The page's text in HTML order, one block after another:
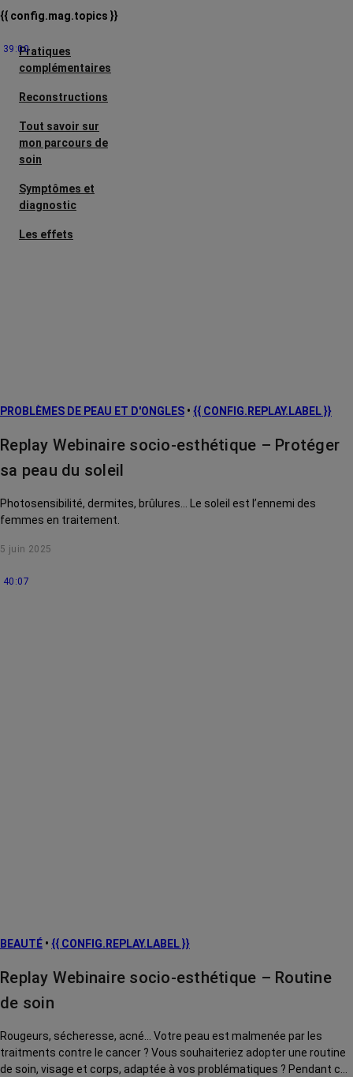
{{ config.mag.topics }}
Pratiques
complémentaires
Reconstructions
Tout savoir sur
mon parcours de
soin
Symptômes et
diagnostic
Les effets
Traitements
La vie autour
39:00
PROBLÈMES DE PEAU ET D'ONGLES • {{ CONFIG.REPLAY.LABEL }}
Replay Webinaire socio-esthétique – Protéger
sa peau du soleil
Photosensibilité, dermites, brûlures... Le soleil est l’ennemi des
femmes en traitement.
5 juin 2025
40:07
BEAUTÉ • {{ CONFIG.REPLAY.LABEL }}
Replay Webinaire socio-esthétique – Routine
de soin
Rougeurs, sécheresse, acné... Votre peau est malmenée par les
traitments contre le cancer ? Vous souhaiteriez adopter une routine
de soin, visage et corps, adaptée à vos problématiques ? Pendant ce